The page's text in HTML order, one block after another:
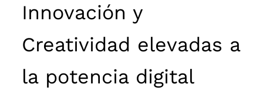
Innovación y
Creatividad elevadas a
la potencia digital